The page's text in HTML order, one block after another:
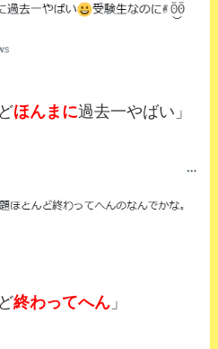
ほんまに過去一やばい」
終わってへん 」